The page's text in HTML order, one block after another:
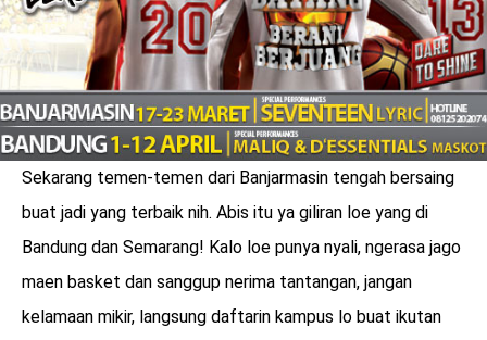
menarik
Sekarang temen-temen dari Banjarmasin tengah bersaing
buat jadi yang terbaik nih. Abis itu ya giliran loe yang di
Bandung dan Semarang! Kalo loe punya nyali, ngerasa jago
maen basket dan sanggup nerima tantangan, jangan
kelamaan mikir, langsung daftarin kampus lo buat ikutan